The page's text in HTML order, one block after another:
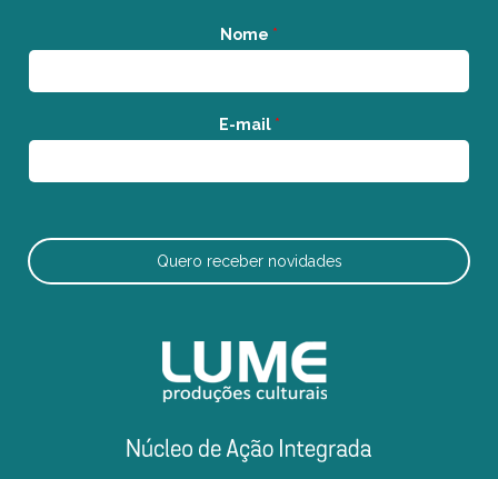
Nome *
E-mail *
Quero receber novidades